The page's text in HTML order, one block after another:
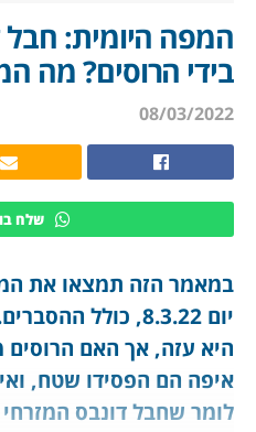
המפה היומית: חבל
בידי הרוסים? מה
08/03/2022
שלח
במאמר הזה תמצאו את
יום 8.3.22, כולל
היא עזה, אך האם
איפה הם הפסידו שטח,
לומר שחבל דונבס המזרחי